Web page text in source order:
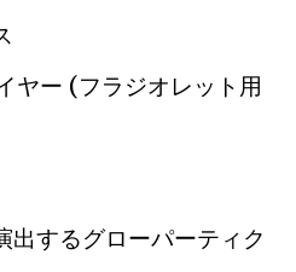
ヤー (フラジオレット用
出するグローパーティク